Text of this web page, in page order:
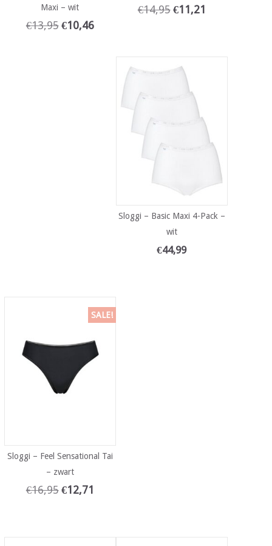
Maxi – wit
€13,95 €10,46
€14,95 €11,21
Sloggi – Basic Maxi 4-Pack –
wit
€44,99
SALE!
Sloggi – Feel Sensational Tai
– zwart
€16,95 €12,71